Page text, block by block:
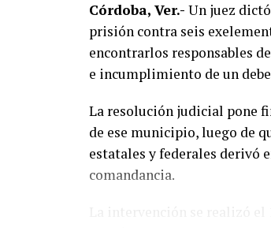
especialmente durante la
en las carreteras de la región.
La circulación en la zona se
Posteriormente, el tránsito
Córdoba, Ver.- Un juez
prisión contra seis
encontrarlos responsables
e incumplimiento de un
La resolución judicial pone
de ese municipio, luego de
estatales y federales derivó
comandancia.